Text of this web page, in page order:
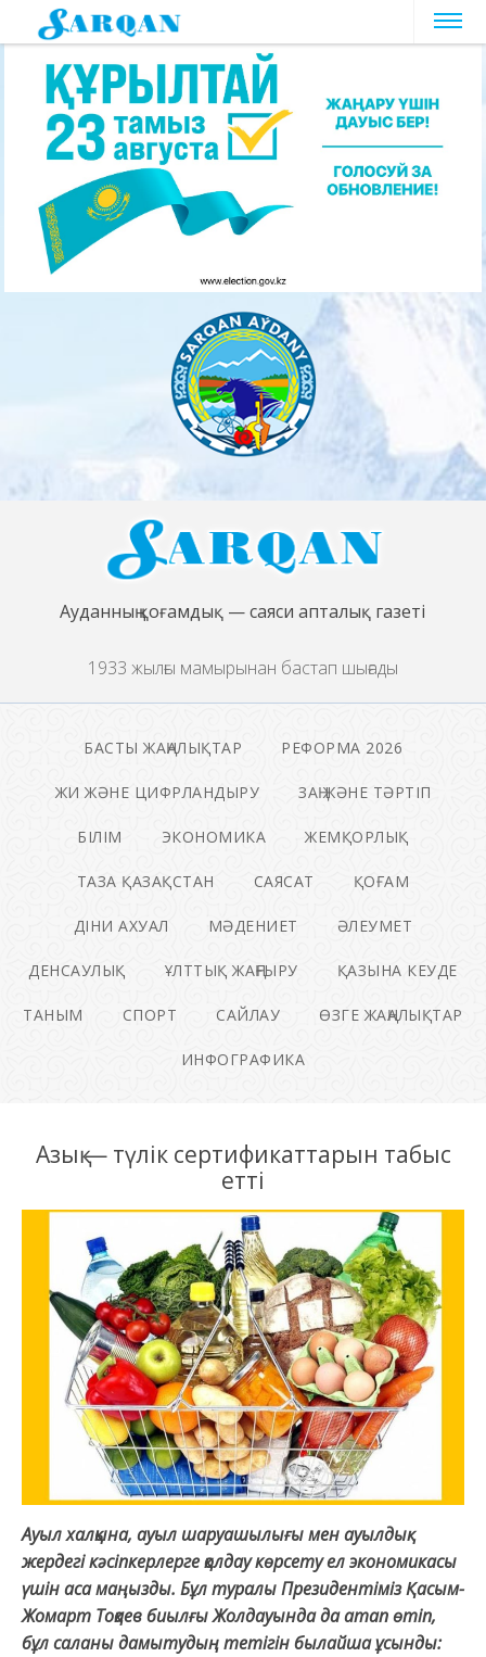
Ауданның қоғамдық — саяси апталық газеті
1933 жылғы мамырынан бастап шығады
БАСТЫ ЖАҢАЛЫҚТАР РЕФОРМА 2026
ЖИ ЖӘНЕ ЦИФРЛАНДЫРУ ЗАҢ ЖӘНЕ ТӘРТІП
БІЛІМ ЭКОНОМИКА ЖЕМҚОРЛЫҚ
ТАЗА ҚАЗАҚСТАН САЯСАТ ҚОҒАМ
ДІНИ АХУАЛ МӘДЕНИЕТ ӘЛЕУМЕТ
ДЕНСАУЛЫҚ ҰЛТТЫҚ ЖАҢҒЫРУ ҚАЗЫНА КЕУДЕ
ТАНЫМ СПОРТ САЙЛАУ ӨЗГЕ ЖАҢАЛЫҚТАР
ИНФОГРАФИКА
Азық — түлік сертификаттарын табыс
етті
Ауыл халқына, ауыл шаруашылығы мен ауылдық
жердегі кәсіпкерлерге қолдау көрсету ел экономикасы
үшін аса маңызды. Бұл туралы Президентіміз Қасым-
Жомарт Тоқаев биылғы Жолдауында да атап өтіп,
бұл саланы дамытудың тетігін былайша ұсынды: